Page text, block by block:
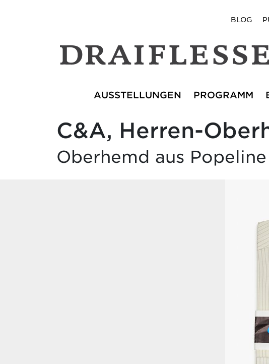
BLOG
AUSSTELLUNGEN PROGRAMM
C&A, Herren-
Oberhemd aus Popeline